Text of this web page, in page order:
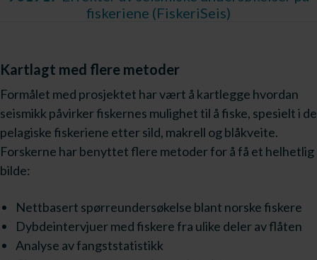
fiskeriene (FiskeriSeis)
Kartlagt med flere metoder
Formålet med prosjektet har vært å kartlegge hvordan
seismikk påvirker fiskernes mulighet til å fiske, spesielt i de
pelagiske fiskeriene etter sild, makrell og blåkveite.
Forskerne har benyttet flere metoder for å få et helhetlig
bilde:
Nettbasert spørreundersøkelse blant norske fiskere
Dybdeintervjuer med fiskere fra ulike deler av flåten
Analyse av fangststatistikk